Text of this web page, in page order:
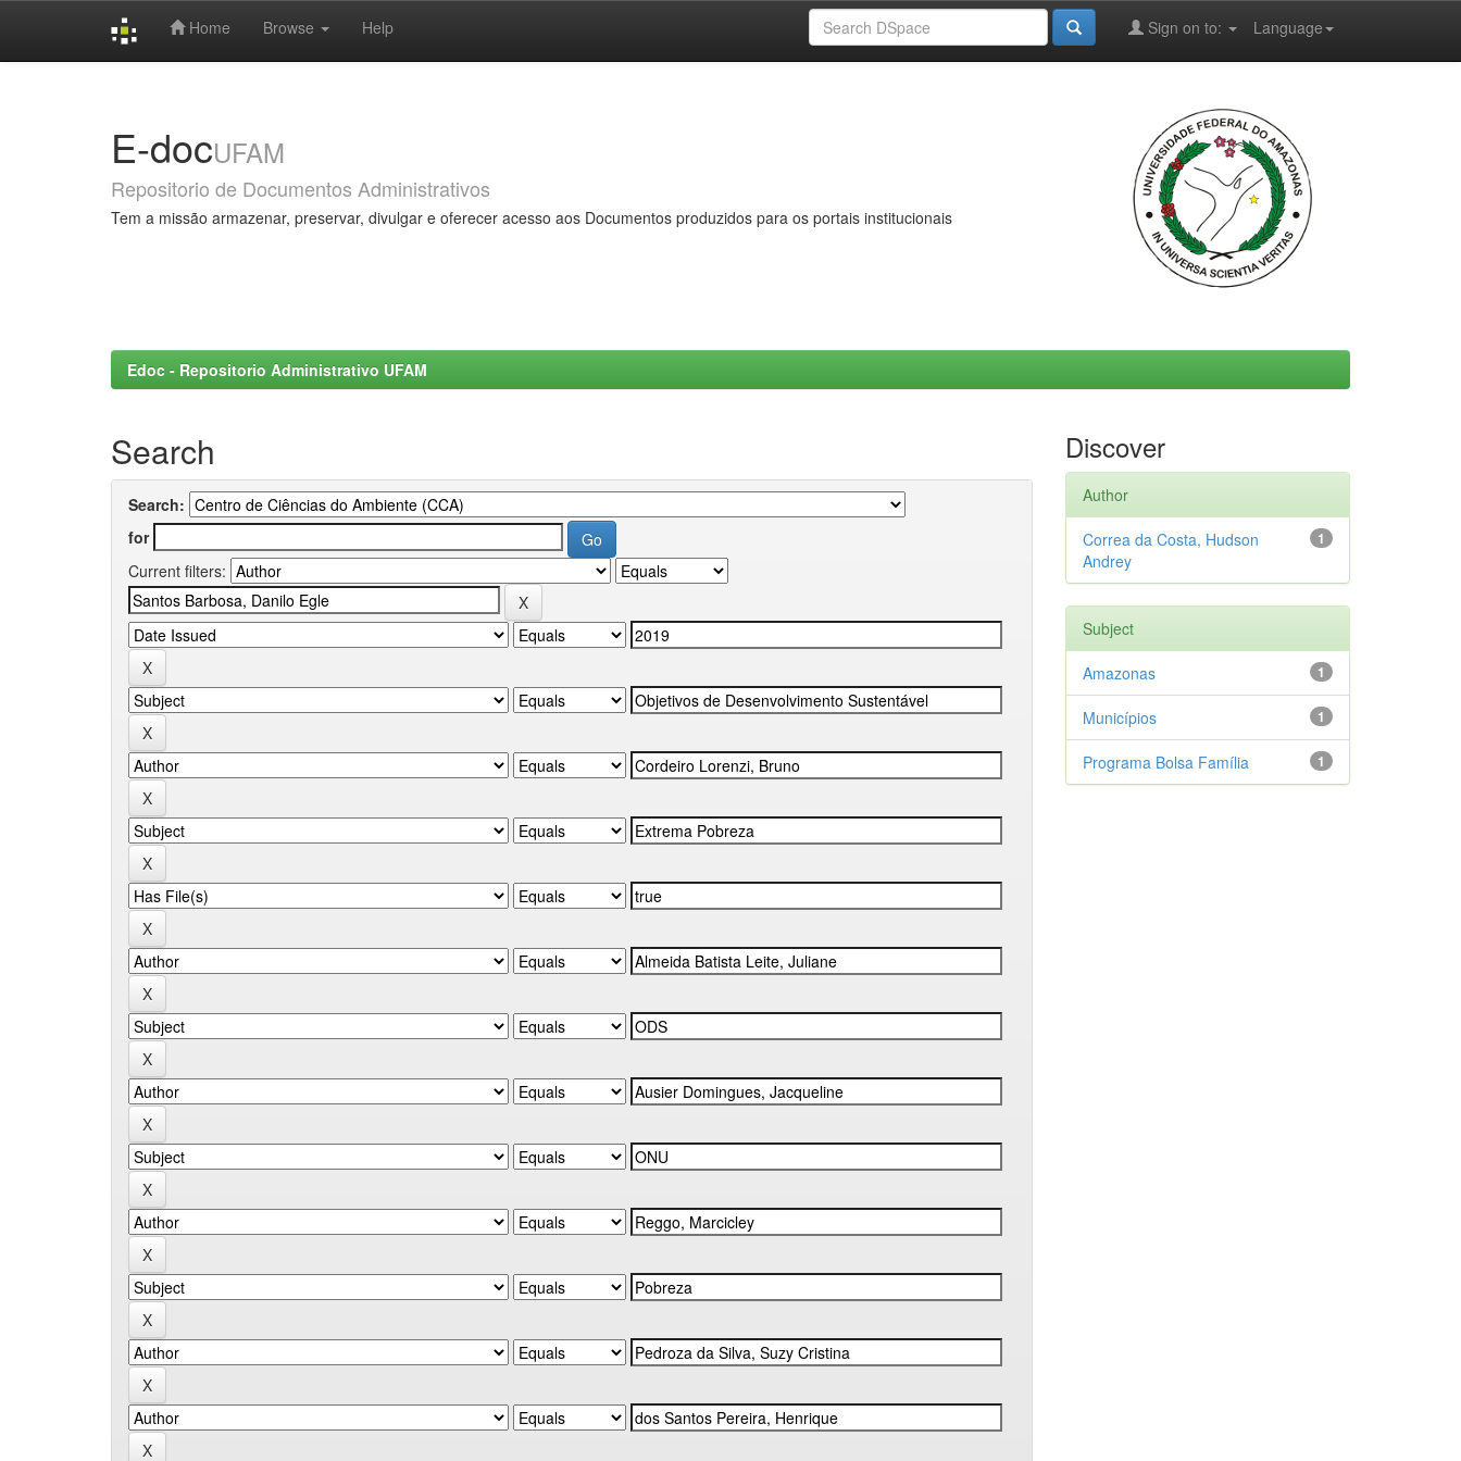
Home Browse Help Language
Sign on to:
E-docUFAM
Repositorio de Documentos Administrativos
Tem a missão armazenar, preservar, divulgar e oferecer acesso aos Documentos produzidos para os portais institucionais
Edoc - Repositorio Administrativo UFAM
Search
Search:
for
Current filters:
Discover
Author
1
Correa da Costa, Hudson
Andrey
Subject
1
Amazonas
1
Municípios
1
Programa Bolsa Família